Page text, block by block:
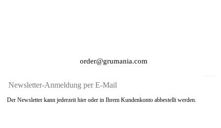
order@grumania.com
Der Newsletter kann jederzeit hier oder in Ihrem Kundenkonto abbestellt werden.